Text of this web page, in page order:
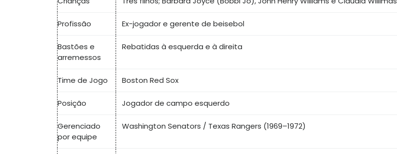
Profissão Ex-jogador e gerente de beisebol
Bastões e
arremessos
Rebatidas à esquerda e à direita
Time de Jogo Boston Red Sox
Posição Jogador de campo esquerdo
Gerenciado
por equipe
Washington Senators / Texas Rangers (1969–1972)